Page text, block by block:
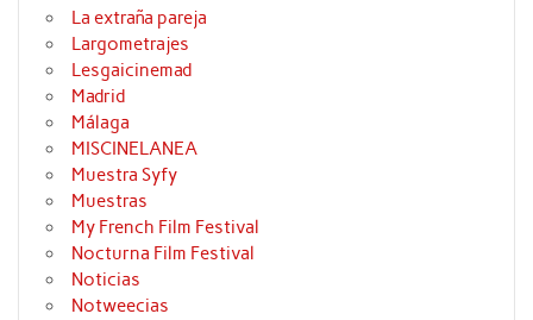
La extraña pareja
Largometrajes
Lesgaicinemad
Madrid
Málaga
MISCINELANEA
Muestra Syfy
Muestras
My French Film Festival
Nocturna Film Festival
Noticias
Notweecias